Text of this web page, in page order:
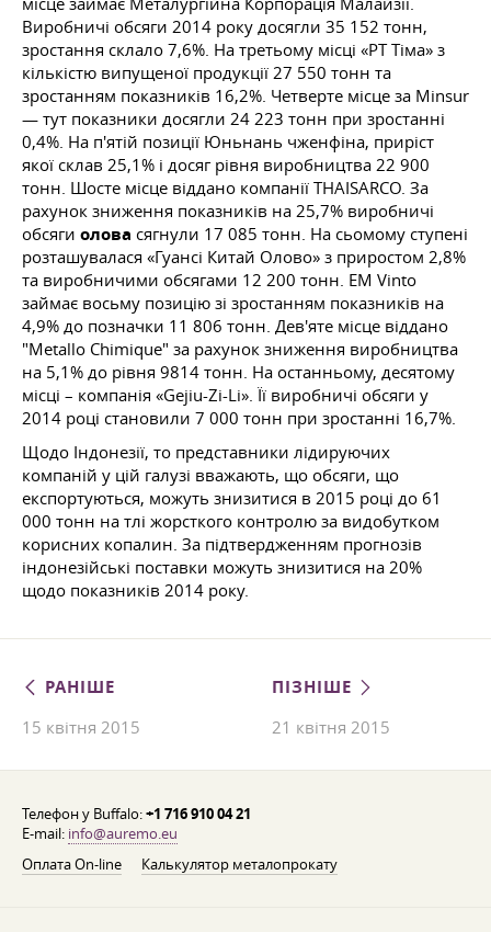
Виробничі обсяги 2014 року досягли 35 152 тонн,
зростання склало 7,6%. На третьому місці «РТ Тіма» з
кількістю випущеної продукції 27 550 тонн та
зростанням показників 16,2%. Четверте місце за Minsur
— тут показники досягли 24 223 тонн при зростанні
0,4%. На п'ятій позиції Юньнань чженфіна, приріст
якої склав 25,1% і досяг рівня виробництва 22 900
тонн. Шосте місце віддано компанії THAISARCO. За
рахунок зниження показників на 25,7% виробничі
обсяги олова сягнули 17 085 тонн. На сьомому ступені
розташувалася «Гуансі Китай Олово» з приростом 2,8%
та виробничими обсягами 12 200 тонн. EM Vinto
займає восьму позицію зі зростанням показників на
4,9% до позначки 11 806 тонн. Дев'яте місце віддано
"Metallo Chimique" за рахунок зниження виробництва
на 5,1% до рівня 9814 тонн. На останньому, десятому
місці – компанія «Gejiu-Zi-Li». Її виробничі обсяги у
2014 році становили 7 000 тонн при зростанні 16,7%.
Щодо Індонезії, то представники лідируючих
компаній у цій галузі вважають, що обсяги, що
експортуються, можуть знизитися в 2015 році до 61
000 тонн на тлі жорсткого контролю за видобутком
корисних копалин. За підтвердженням прогнозів
індонезійські поставки можуть знизитися на 20%
щодо показників 2014 року.
РАНІШЕ
15 квітня 2015
ПІЗНІШЕ
21 квітня 2015
Телефон у Buffalo:+1 716 910 04 21
E-mail: info@auremo.eu
Оплата On-line
Калькулятор металопрокату